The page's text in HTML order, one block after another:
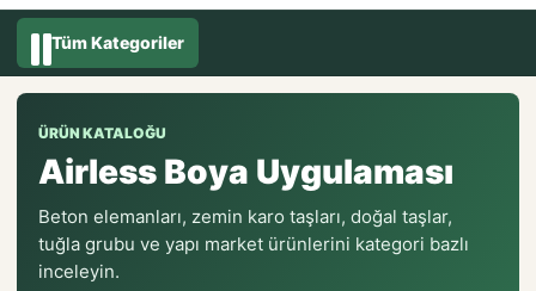
Tüm Kategoriler
ÜRÜN KATALOĞU
Airless Boya Uygulaması
Beton elemanları, zemin karo taşları, doğal taşlar,
tuğla grubu ve yapı market ürünlerini kategori bazlı
inceleyin.